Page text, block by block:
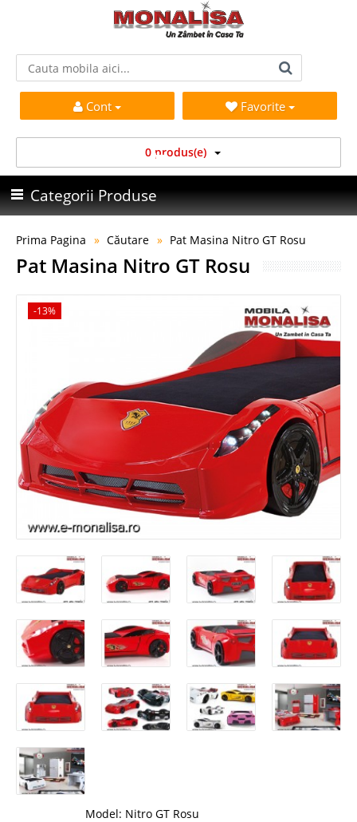
Cont Favorite
0 produs(e)
Categorii Produse
Prima Pagina Căutare Pat Masina Nitro GT Rosu
Pat Masina Nitro GT Rosu
-13%
Model: Nitro GT Rosu